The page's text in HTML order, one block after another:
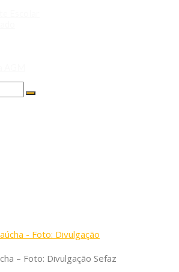
Escolar
– Foto: Divulgação Sefaz